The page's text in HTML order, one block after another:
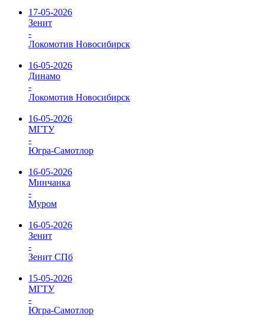
17-05-2026
Зенит
-
Локомотив Новосибирск
16-05-2026
Динамо
-
Локомотив Новосибирск
16-05-2026
МГТУ
-
Югра-Самотлор
16-05-2026
Минчанка
-
Муром
16-05-2026
Зенит
-
Зенит СПб
15-05-2026
МГТУ
-
Югра-Самотлор